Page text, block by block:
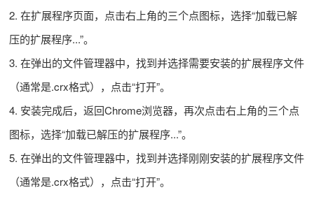
2. 在扩展程序页面，点击右上角的三个点图标，选择“加载已解
压的扩展程序...”。
3. 在弹出的文件管理器中，找到并选择需要安装的扩展程序文件
（通常是.crx格式），点击“打开”。
4. 安装完成后，返回Chrome浏览器，再次点击右上角的三个点
图标，选择“加载已解压的扩展程序...”。
5. 在弹出的文件管理器中，找到并选择刚刚安装的扩展程序文件
（通常是.crx格式），点击“打开”。